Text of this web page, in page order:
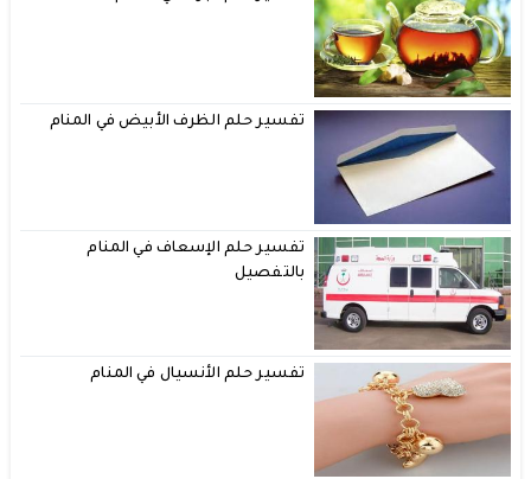
تفسير حلم الظرف الأبيض في المنام
تفسير حلم الإسعاف في المنام
بالتفصيل
تفسير حلم الأنسيال في المنام